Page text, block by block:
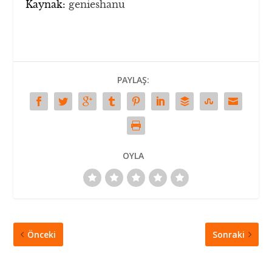
Kaynak: genieshanu
PAYLAŞ:
OYLA
Önceki Sonraki